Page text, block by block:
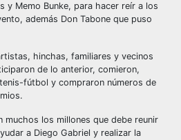
y Memo Bunke, para hacer reír a los
además Don Tabone que puso
hinchas, familiares y vecinos
de lo anterior, comieron,
fútbol y compraron números de
muchos los millones que debe reunir
a Diego Gabriel y realizar la